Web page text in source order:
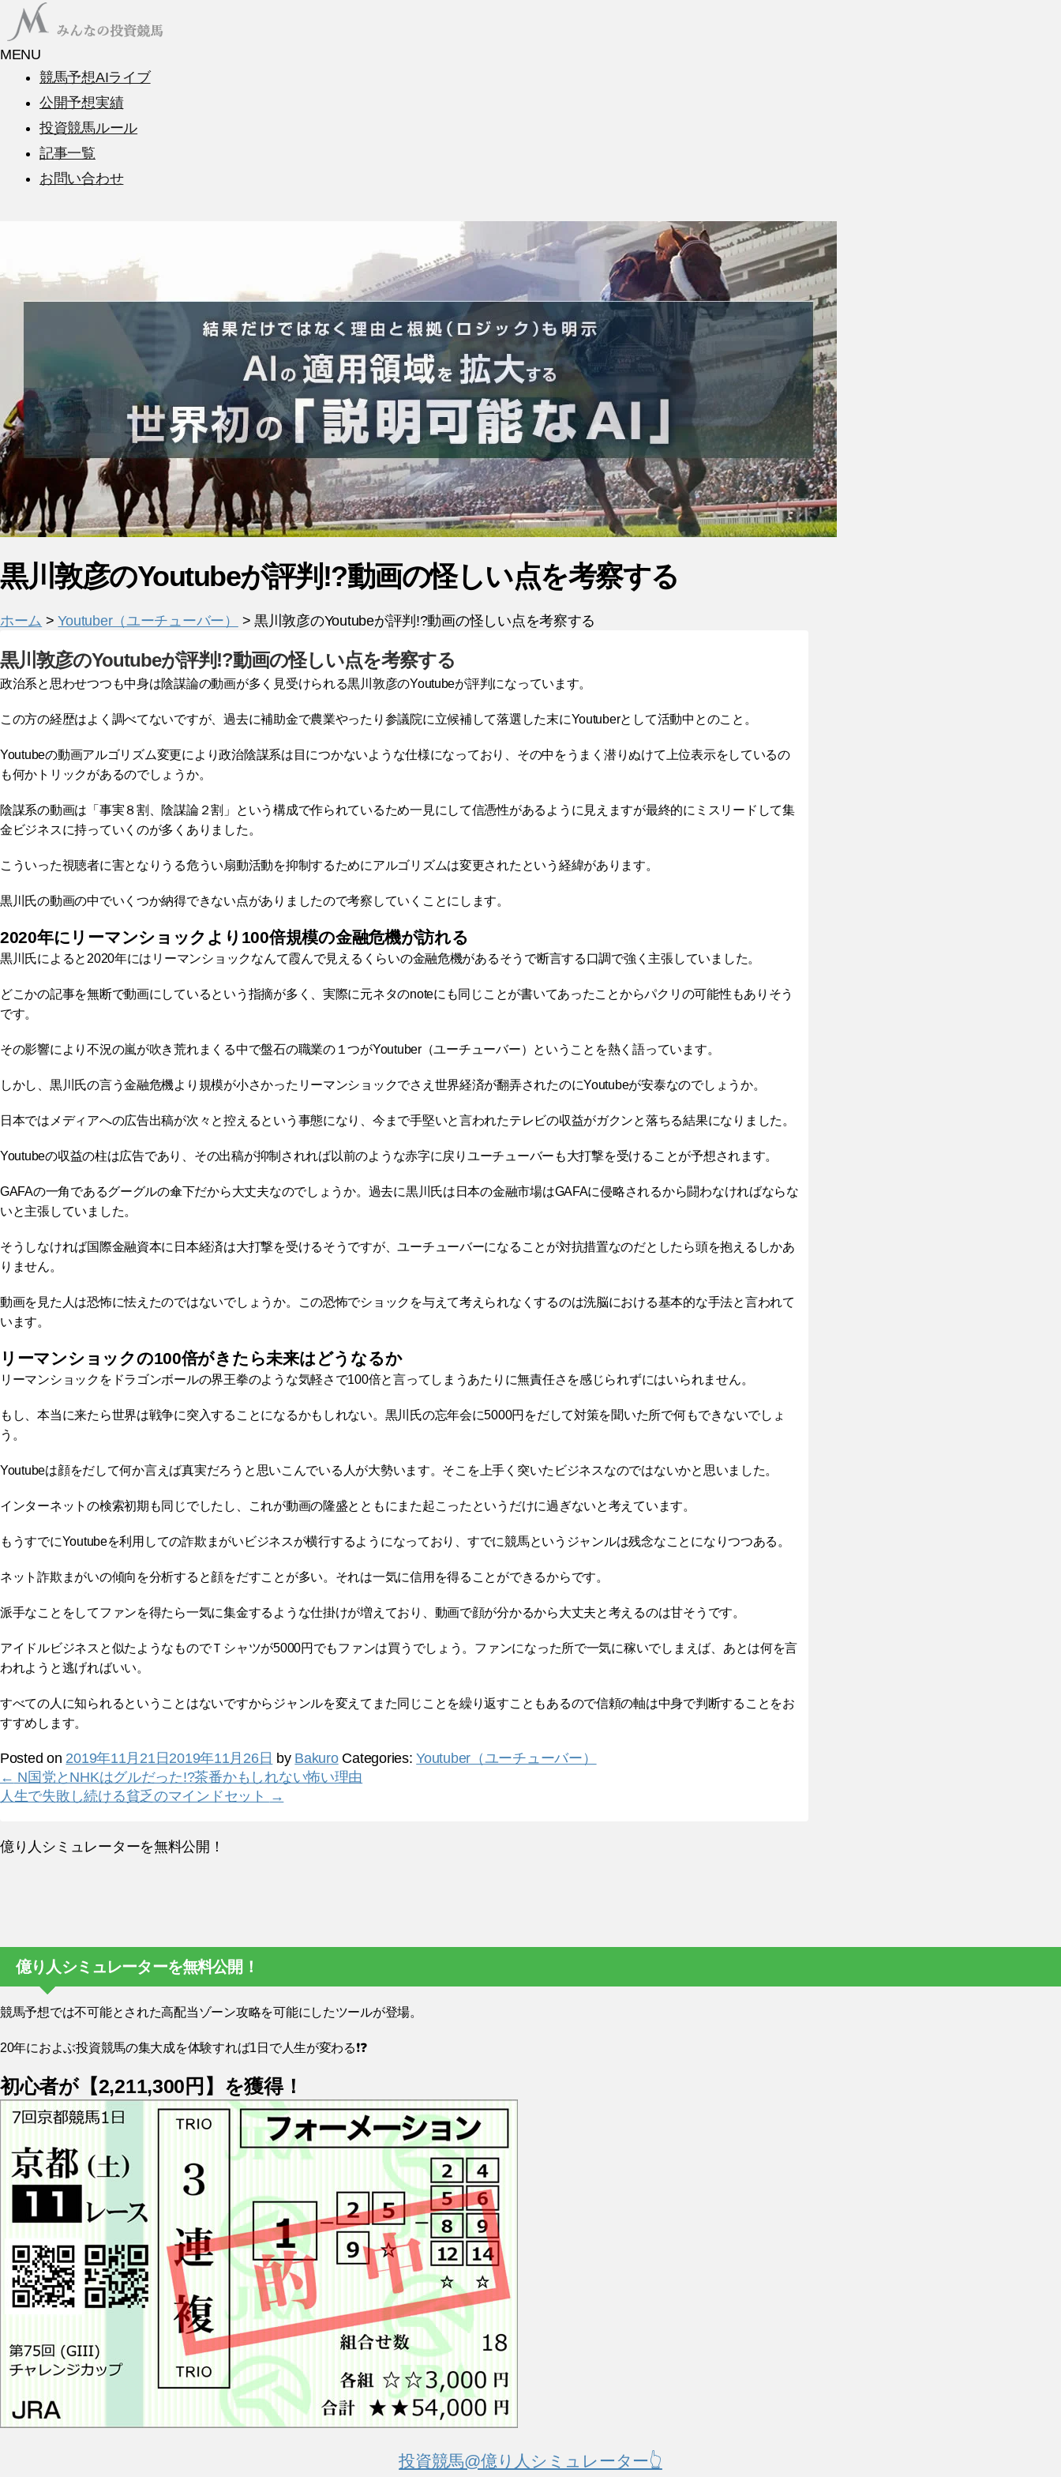
MENU
競馬予想AIライブ
公開予想実績
投資競馬ルール
記事一覧
お問い合わせ
黒川敦彦のYoutubeが評判!?動画の怪しい点を考察する
ホーム >Youtuber（ユーチューバー） > 黒川敦彦のYoutubeが評判!?動画の怪しい点を考察する
黒川敦彦のYoutubeが評判!?動画の怪しい点を考察する
政治系と思わせつつも中身は陰謀論の動画が多く見受けられる黒川敦彦のYoutubeが評判になっています。
この方の経歴はよく調べてないですが、過去に補助金で農業やったり参議院に立候補して落選した末にYoutuberとして活動中とのこと。
Youtubeの動画アルゴリズム変更により政治陰謀系は目につかないような仕様になっており、その中をうまく潜りぬけて上位表示をしているの
も何かトリックがあるのでしょうか。
陰謀系の動画は「事実８割、陰謀論２割」という構成で作られているため一見にして信憑性があるように見えますが最終的にミスリードして集
金ビジネスに持っていくのが多くありました。
こういった視聴者に害となりうる危うい扇動活動を抑制するためにアルゴリズムは変更されたという経緯があります。
黒川氏の動画の中でいくつか納得できない点がありましたので考察していくことにします。
2020年にリーマンショックより100倍規模の金融危機が訪れる
黒川氏によると2020年にはリーマンショックなんて霞んで見えるくらいの金融危機があるそうで断言する口調で強く主張していました。
どこかの記事を無断で動画にしているという指摘が多く、実際に元ネタのnoteにも同じことが書いてあったことからパクリの可能性もありそう
です。
その影響により不況の嵐が吹き荒れまくる中で盤石の職業の１つがYoutuber（ユーチューバー）ということを熱く語っています。
しかし、黒川氏の言う金融危機より規模が小さかったリーマンショックでさえ世界経済が翻弄されたのにYoutubeが安泰なのでしょうか。
日本ではメディアへの広告出稿が次々と控えるという事態になり、今まで手堅いと言われたテレビの収益がガクンと落ちる結果になりました。
Youtubeの収益の柱は広告であり、その出稿が抑制されれば以前のような赤字に戻りユーチューバーも大打撃を受けることが予想されます。
GAFAの一角であるグーグルの傘下だから大丈夫なのでしょうか。過去に黒川氏は日本の金融市場はGAFAに侵略されるから闘わなければならな
いと主張していました。
そうしなければ国際金融資本に日本経済は大打撃を受けるそうですが、ユーチューバーになることが対抗措置なのだとしたら頭を抱えるしかあ
りません。
動画を見た人は恐怖に怯えたのではないでしょうか。この恐怖でショックを与えて考えられなくするのは洗脳における基本的な手法と言われて
います。
リーマンショックの100倍がきたら未来はどうなるか
リーマンショックをドラゴンボールの界王拳のような気軽さで100倍と言ってしまうあたりに無責任さを感じられずにはいられません。
もし、本当に来たら世界は戦争に突入することになるかもしれない。黒川氏の忘年会に5000円をだして対策を聞いた所で何もできないでしょ
う。
Youtubeは顔をだして何か言えば真実だろうと思いこんでいる人が大勢います。そこを上手く突いたビジネスなのではないかと思いました。
インターネットの検索初期も同じでしたし、これが動画の隆盛とともにまた起こったというだけに過ぎないと考えています。
もうすでにYoutubeを利用しての詐欺まがいビジネスが横行するようになっており、すでに競馬というジャンルは残念なことになりつつある。
ネット詐欺まがいの傾向を分析すると顔をだすことが多い。それは一気に信用を得ることができるからです。
派手なことをしてファンを得たら一気に集金するような仕掛けが増えており、動画で顔が分かるから大丈夫と考えるのは甘そうです。
アイドルビジネスと似たようなものでＴシャツが5000円でもファンは買うでしょう。ファンになった所で一気に稼いでしまえば、あとは何を言
われようと逃げればいい。
すべての人に知られるということはないですからジャンルを変えてまた同じことを繰り返すこともあるので信頼の軸は中身で判断することをお
すすめします。
Posted on 2019年11月21日 2019年11月26日 by Bakuro Categories:Youtuber（ユーチューバー）
Post
← N国党とNHKはグルだった!?茶番かもしれない怖い理由
人生で失敗し続ける貧乏のマインドセット →
億り人シミュレーターを無料公開！
億り人シミュレーターを無料公開！
競馬予想では不可能とされた高配当ゾーン攻略を可能にしたツールが登場。
20年におよぶ投資競馬の集大成を体験すれば1日で人生が変わる❗❓
初心者が【2,211,300円】を獲得！
投資競馬@億り人シミュレーター👆